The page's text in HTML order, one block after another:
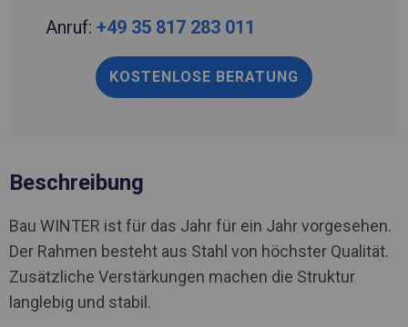
Anruf: +49 35 817 283 011
KOSTENLOSE BERATUNG
Beschreibung
Bau WINTER ist für das Jahr für ein Jahr vorgesehen.
Der Rahmen besteht aus Stahl von höchster Qualität.
Zusätzliche Verstärkungen machen die Struktur
langlebig und stabil.